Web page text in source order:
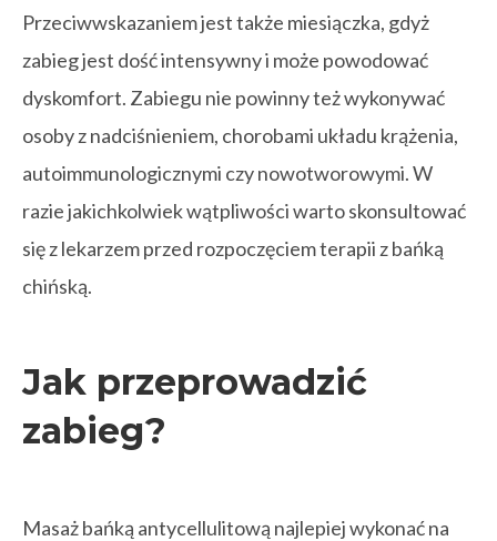
Przeciwwskazaniem jest także miesiączka, gdyż
zabieg jest dość intensywny i może powodować
dyskomfort. Zabiegu nie powinny też wykonywać
osoby z nadciśnieniem, chorobami układu krążenia,
autoimmunologicznymi czy nowotworowymi. W
razie jakichkolwiek wątpliwości warto skonsultować
się z lekarzem przed rozpoczęciem terapii z bańką
chińską.
Jak przeprowadzić
zabieg?
Masaż bańką antycellulitową najlepiej wykonać na